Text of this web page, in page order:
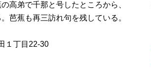
高弟で千那と号したところから、
芭蕉も再三訪れ句を残している。
１丁目22-30